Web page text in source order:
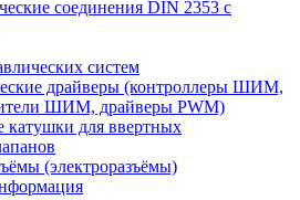
соединения DIN 2353 с
систем
драйверы (контроллеры ШИМ,
ШИМ, драйверы PWM)
катушки для ввертных
(электроразъёмы)